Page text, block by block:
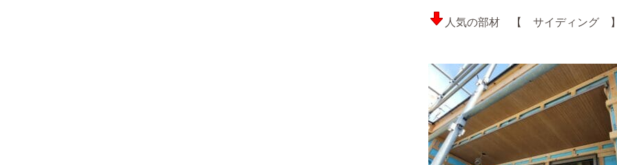
人気の部材 【 サイディング